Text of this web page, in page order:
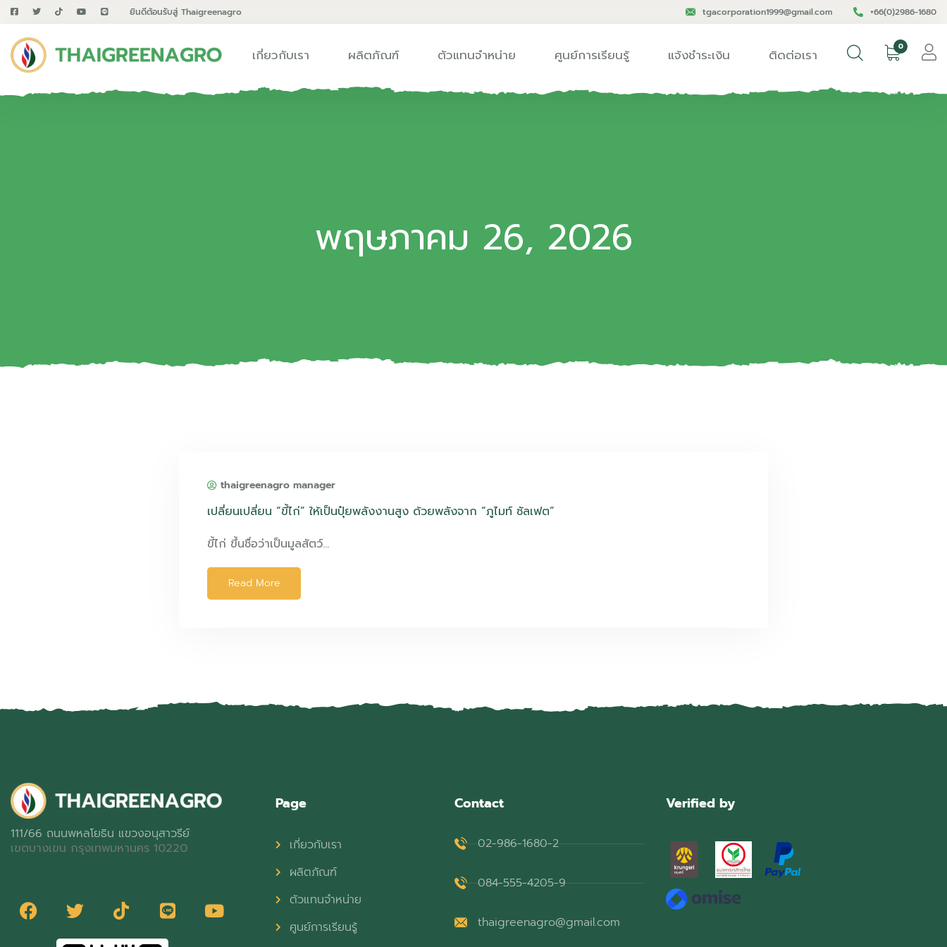
ยินดีต้อนรับสู่ Thaigreenagro tgacorporation1999@gmail.com +66(0)2986-1680
เกี่ยวกับเรา ผลิตภัณฑ์ ตัวแทนจำหน่าย ศูนย์การเรียนรู้ แจ้งชำระเงิน ติดต่อเรา 0
พฤษภาคม 26, 2026
thaigreenagro manager
เปลี่ยนเปลี่ยน “ขี้ไก่” ให้เป็นปุ๋ยพลังงานสูง ด้วยพลังจาก “ภูไมท์ ซัลเฟต”
ขี้ไก่ ขึ้นชื่อว่าเป็นมูลสัตว์…
Read More
111/66 ถนนพหลโยธิน แขวงอนุสาวรีย์
เขตบางเขน กรุงเทพมหานคร 10220
Page
เกี่ยวกับเรา
ผลิตภัณฑ์
ตัวแทนจำหน่าย
ศูนย์การเรียนรู้
Contact
02-986-1680-2
084-555-4205-9
thaigreenagro@gmail.com
Verified by